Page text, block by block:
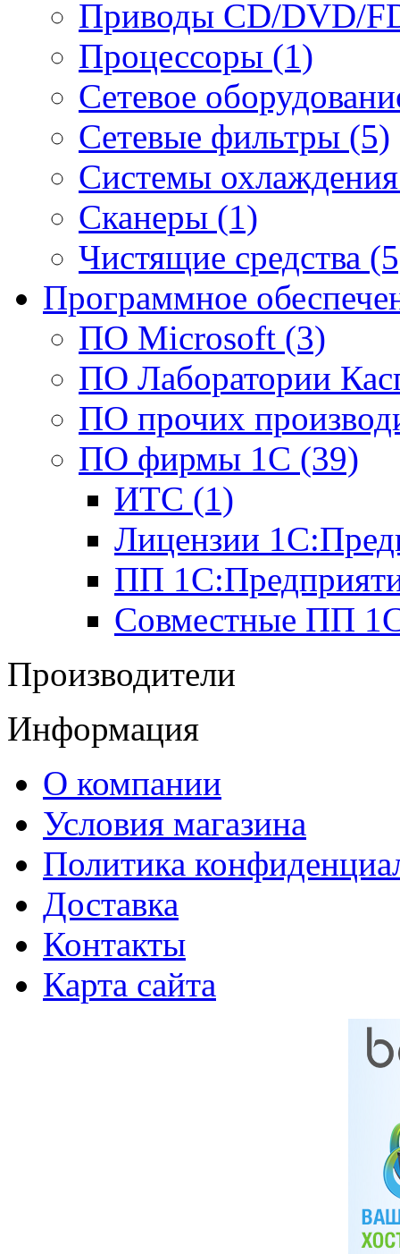
Приводы CD/DVD/
Процессоры (1)
Сетевое
Сетевые фильтры (5)
Системы
Сканеры (1)
Чистящие средства
Программное
ПО Microsoft (3)
ПО Лаборатории
ПО прочих
ПО фирмы 1С (39)
ИТС (1)
Лицензии
ПП
Совместные ПП
Производители
Информация
О компании
Условия магазина
Политика
Доставка
Контакты
Карта сайта